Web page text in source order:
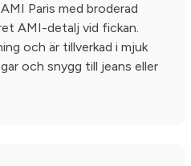
Paris med broderad
AMI-detalj vid fickan.
och är tillverkad i mjuk
och snygg till jeans eller